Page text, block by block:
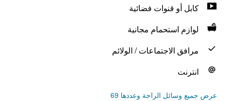
كابل أو قنوات فضائية
لوازم استحمام مجانية
مرافق الاجتماعات / الولائم
انترنت
عرض جميع وسائل الراحة وعددها 69